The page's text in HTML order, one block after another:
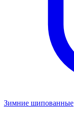
Зимние шипованные